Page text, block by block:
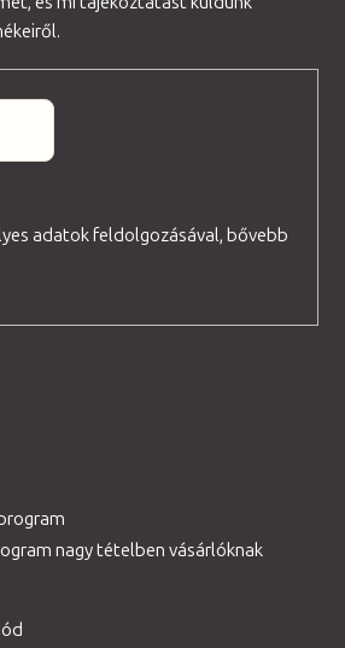
adatok feldolgozásával, bővebb
nagy tételben vásárlóknak